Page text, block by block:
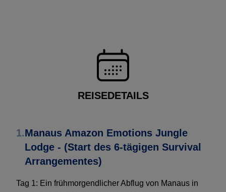
REISEDETAILS
1.Manaus Amazon Emotions Jungle
Lodge - (Start des 6-tägigen Survival
Arrangementes)
Tag 1: Ein frühmorgendlicher Abflug von Manaus in